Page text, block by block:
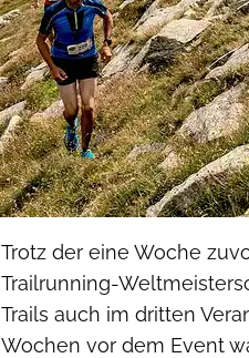
Trotz der eine Woche
Trailrunning-
Trails auch im dritten
Wochen vor dem Event